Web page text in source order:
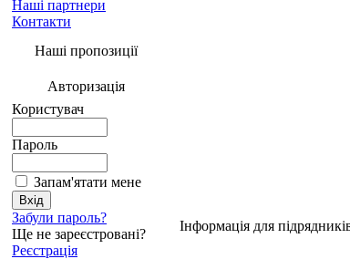
Наші партнери
Контакти
Наші пропозиції
Авторизація
Користувач
Пароль
Запам'ятати мене
Забули пароль?
Ще не зареєстровані?
Реєстрація
Інформація для